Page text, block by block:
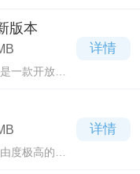
版本
一款开放世
为的自由，
们可在其中
详情
度极高的动
详情